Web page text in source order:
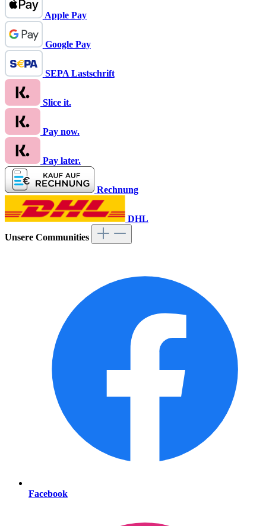
Apple Pay
Google Pay
SEPA Lastschrift
Slice it.
Pay now.
Pay later.
Rechnung
DHL
Unsere Communities
Facebook